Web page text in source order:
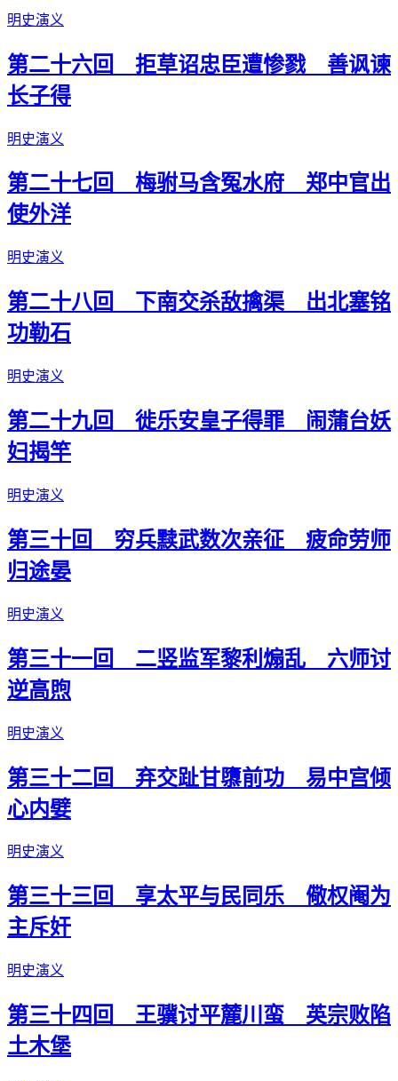
明史演义
第二十六回 拒草诏忠臣遭惨戮 善讽谏
长子得
明史演义
第二十七回 梅驸马含冤水府 郑中官出
使外洋
明史演义
第二十八回 下南交杀敌擒渠 出北塞铭
功勒石
明史演义
第二十九回 徙乐安皇子得罪 闹蒲台妖
妇揭竿
明史演义
第三十回 穷兵黩武数次亲征 疲命劳师
归途晏
明史演义
第三十一回 二竖监军黎利煽乱 六师讨
逆高煦
明史演义
第三十二回 弃交趾甘隳前功 易中宫倾
心内嬖
明史演义
第三十三回 享太平与民同乐 儆权阉为
主斥奸
明史演义
第三十四回 王骥讨平麓川蛮 英宗败陷
土木堡